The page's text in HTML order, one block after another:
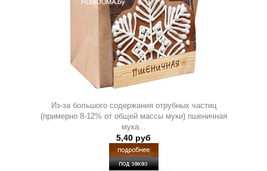
Из-за большого содержания отрубных частиц
(примерно 8-12% от общей массы муки) пшеничная
мука...
5,40 руб